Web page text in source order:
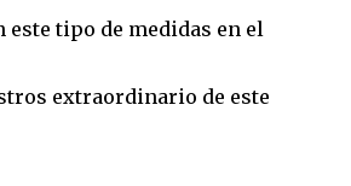
este tipo de medidas en el
extraordinario de este